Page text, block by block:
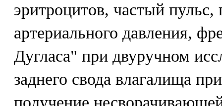
эритроцитов, частый
артериального давления,
Дугласа" при двуручном
заднего свода влагалища
получение